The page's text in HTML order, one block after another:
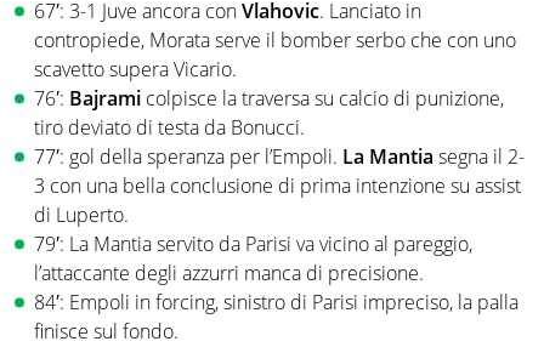
67′: 3-1 Juve ancora conVlahovic. Lanciato in
contropiede, Morata serve il bomber serbo che con uno
scavetto supera Vicario.
76′: Bajrami colpisce la traversa su calcio di punizione,
tiro deviato di testa da Bonucci.
77′: gol della speranza per l’Empoli. La Mantia segna il 2-
3 con una bella conclusione di prima intenzione su assist
di Luperto.
79′: La Mantia servito da Parisi va vicino al pareggio,
l’attaccante degli azzurri manca di precisione.
84′: Empoli in forcing, sinistro di Parisi impreciso, la palla
finisce sul fondo.